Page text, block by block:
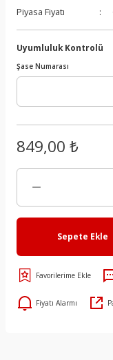
Piyasa Fiyatı
Uyumluluk Kontrolü
Şase Numarası
849,00 ₺
Sepete Ekle
Fiyatı Alarmı